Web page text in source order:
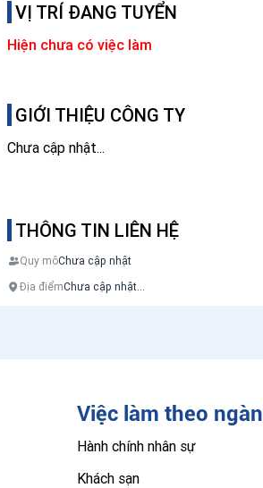
VỊ TRÍ ĐANG TUYỂN
Hiện chưa có việc làm
GIỚI THIỆU CÔNG TY
Chưa cập nhật...
THÔNG TIN LIÊN HỆ
Quy môChưa cập nhật
Địa điểmChưa cập nhật...
Việc làm theo
Hành chính nhân sự
Khách sạn